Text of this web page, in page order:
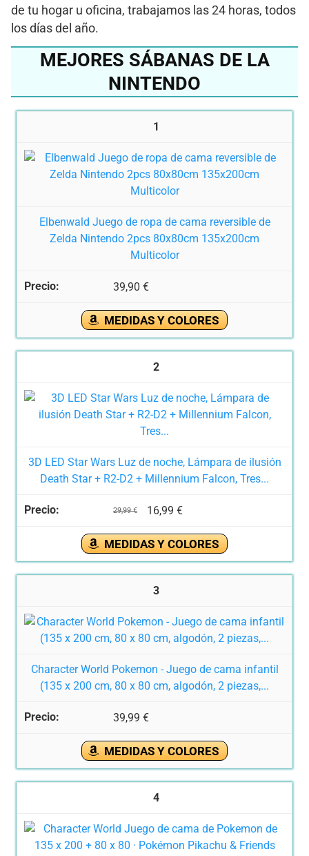
de tu hogar u oficina, trabajamos las 24 horas, todos
los días del año.
MEJORES SÁBANAS DE LA
NINTENDO
1
Elbenwald Juego de ropa de cama reversible de
Zelda Nintendo 2pcs 80x80cm 135x200cm
Multicolor
39,90 €
MEDIDAS Y COLORES
2
3D LED Star Wars Luz de noche, Lámpara de ilusión
Death Star + R2-D2 + Millennium Falcon, Tres...
29,99 € 16,99 €
MEDIDAS Y COLORES
3
Character World Pokemon - Juego de cama infantil
(135 x 200 cm, 80 x 80 cm, algodón, 2 piezas,...
39,99 €
MEDIDAS Y COLORES
4